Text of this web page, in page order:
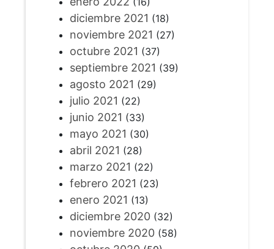
diciembre 2021 (18)
noviembre 2021 (27)
octubre 2021 (37)
septiembre 2021 (39)
agosto 2021 (29)
julio 2021 (22)
junio 2021 (33)
mayo 2021 (30)
abril 2021 (28)
marzo 2021 (22)
febrero 2021 (23)
enero 2021 (13)
diciembre 2020(32)
noviembre 2020(58)